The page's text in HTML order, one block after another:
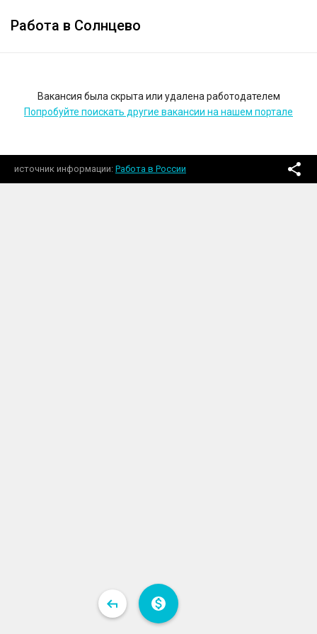
Работа в Солнцево
Вакансия была скрыта или удалена работодателем
Попробуйте поискать другие вакансии на нашем портале
источник информации Работа в России